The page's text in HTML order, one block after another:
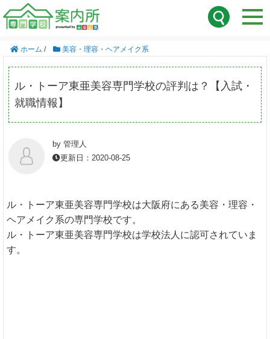
ホーム / 美容・理容・ヘアメイク系
ル・トーア東亜美容専門学校の評判は？【入試・
就職情報】
by 管理人
更新日：2020-08-25
ル・トーア東亜美容専門学校は大阪府にある美容・理容・
ヘアメイク系の専門学校です。
ル・トーア東亜美容専門学校は学校法人に認可されていま
す。